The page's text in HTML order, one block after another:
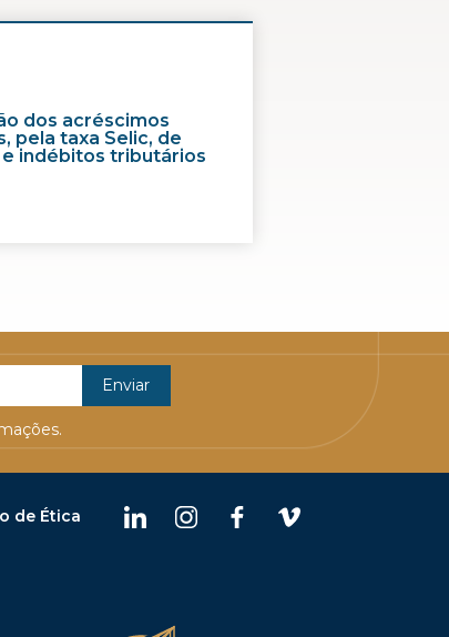
dos acréscimos
pela taxa Selic, de
indébitos tributários
de Ética